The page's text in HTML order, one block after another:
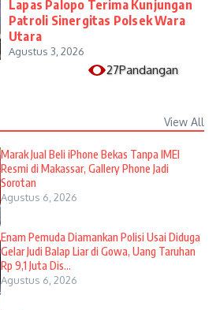
Lapas Palopo Terima Kunjungan
Patroli Sinergitas Polsek Wara
Utara
Agustus 3, 2026
27Pandangan
View All
​Marak Jual Beli iPhone Bekas Tanpa IMEI
Resmi di Makassar, Gallery Phone Jadi
Sorotan
Agustus 6, 2026
Enam Pemuda Diamankan Polisi Usai Diduga
Gelar Judi Balap Liar di Gowa, Uang Taruhan
Rp 9,1 Juta Dis...
Agustus 6, 2026